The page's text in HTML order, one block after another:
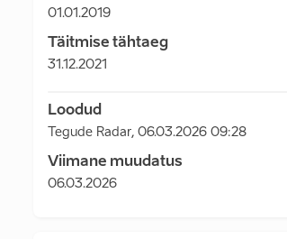
01.01.2019
Täitmise tähtaeg
31.12.2021
Loodud
Tegude Radar, 06.03.2026 09:28
Viimane muudatus
06.03.2026